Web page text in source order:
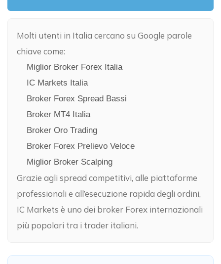
Molti utenti in Italia cercano su Google parole
chiave come:
Miglior Broker Forex Italia
IC Markets Italia
Broker Forex Spread Bassi
Broker MT4 Italia
Broker Oro Trading
Broker Forex Prelievo Veloce
Miglior Broker Scalping
Grazie agli spread competitivi, alle piattaforme
professionali e all’esecuzione rapida degli ordini,
IC Markets è uno dei broker Forex internazionali
più popolari tra i trader italiani.